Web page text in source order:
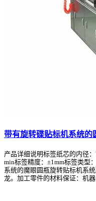
带有旋转碟贴标机系统的
产品详细说明标签纸芯的内径
min标签精度：±1mm标签类型
系统的魔眼圆瓶旋转贴标机系
龙。加工零件的材料保证：机